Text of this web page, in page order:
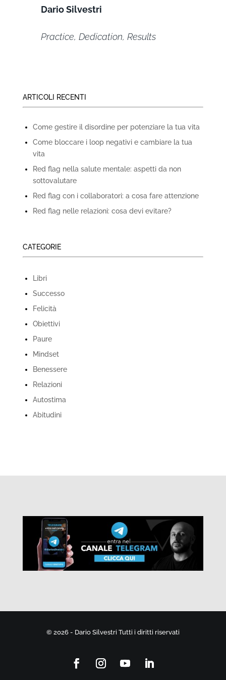
Dario Silvestri
Practice, Dedication, Results
ARTICOLI RECENTI
Come gestire il disordine per potenziare la tua vita
Come bloccare i loop negativi e cambiare la tua
vita
Red flag nella salute mentale: aspetti da non
sottovalutare
Red flag con i collaboratori: a cosa fare attenzione
Red flag nelle relazioni: cosa devi evitare?
CATEGORIE
Libri
Successo
Felicità
Obiettivi
Paure
Mindset
Benessere
Relazioni
Autostima
Abitudini
© 2026 - Dario Silvestri Tutti i diritti riservati